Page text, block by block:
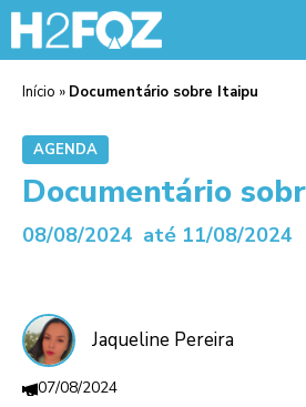
Início » Documentário sobre Itaipu
AGENDA
Documentário
08/08/2024 até 11/08/2024
Jaqueline Pereira
07/08/2024